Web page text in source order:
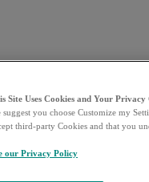
癌）
Site Uses Cookies and Your
suggest you choose Customize my
third-party Cookies and that you
our Privacy Policy